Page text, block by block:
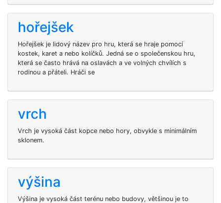
hořejšek
Hořejšek je lidový název pro hru, která se hraje pomocí
kostek, karet a nebo kolíčků. Jedná se o společenskou hru,
která se často hrává na oslavách a ve volných chvílích s
rodinou a přáteli. Hráči se
vrch
Vrch je vysoká část kopce nebo hory, obvykle s minimálním
sklonem.
výšina
Výšina je vysoká část terénu nebo budovy, většinou je to